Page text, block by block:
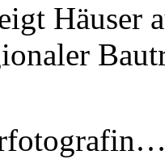
Häuser